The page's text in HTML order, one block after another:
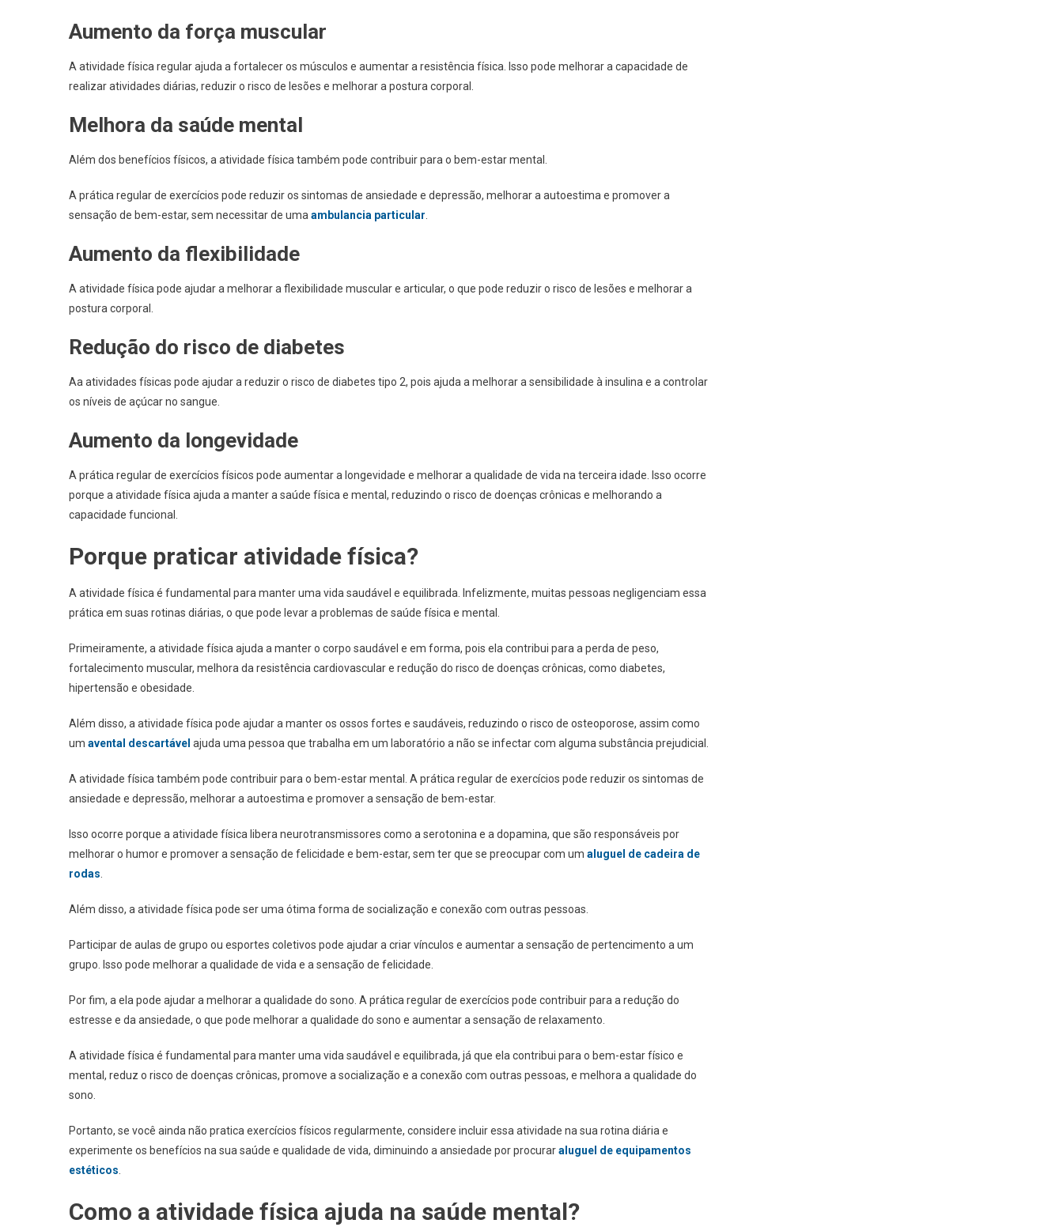
Aumento da força muscular
A atividade física regular ajuda a fortalecer os músculos e aumentar a resistência física. Isso pode melhorar a capacidade de
realizar atividades diárias, reduzir o risco de lesões e melhorar a postura corporal.
Melhora da saúde mental
Além dos benefícios físicos, a atividade física também pode contribuir para o bem-estar mental.
A prática regular de exercícios pode reduzir os sintomas de ansiedade e depressão, melhorar a autoestima e promover a
sensação de bem-estar, sem necessitar de uma ambulancia particular
Aumento da flexibilidade
A atividade física pode ajudar a melhorar a flexibilidade muscular e articular, o que pode reduzir o risco de lesões e melhorar a
postura corporal.
Redução do risco de diabetes
Aa atividades físicas pode ajudar a reduzir o risco de diabetes tipo 2, pois ajuda a melhorar a sensibilidade à insulina e a controlar
os níveis de açúcar no sangue.
Aumento da longevidade
A prática regular de exercícios físicos pode aumentar a longevidade e melhorar a qualidade de vida na terceira idade. Isso ocorre
porque a atividade física ajuda a manter a saúde física e mental, reduzindo o risco de doenças crônicas e melhorando a
capacidade funcional.
Porque praticar atividade física?
A atividade física é fundamental para manter uma vida saudável e equilibrada. Infelizmente, muitas pessoas negligenciam essa
prática em suas rotinas diárias, o que pode levar a problemas de saúde física e mental.
Primeiramente, a atividade física ajuda a manter o corpo saudável e em forma, pois ela contribui para a perda de peso,
fortalecimento muscular, melhora da resistência cardiovascular e redução do risco de doenças crônicas, como diabetes,
hipertensão e obesidade.
Além disso, a atividade física pode ajudar a manter os ossos fortes e saudáveis, reduzindo o risco de osteoporose, assim como
um avental descartável ajuda uma pessoa que trabalha em um laboratório a não se infectar com alguma substância prejudicial.
A atividade física também pode contribuir para o bem-estar mental. A prática regular de exercícios pode reduzir os sintomas de
ansiedade e depressão, melhorar a autoestima e promover a sensação de bem-estar.
Isso ocorre porque a atividade física libera neurotransmissores como a serotonina e a dopamina, que são responsáveis por
melhorar o humor e promover a sensação de felicidade e bem-estar, sem ter que se preocupar com um aluguel de cadeira de
rodas
Além disso, a atividade física pode ser uma ótima forma de socialização e conexão com outras pessoas.
Participar de aulas de grupo ou esportes coletivos pode ajudar a criar vínculos e aumentar a sensação de pertencimento a um
grupo. Isso pode melhorar a qualidade de vida e a sensação de felicidade.
Por fim, a ela pode ajudar a melhorar a qualidade do sono. A prática regular de exercícios pode contribuir para a redução do
estresse e da ansiedade, o que pode melhorar a qualidade do sono e aumentar a sensação de relaxamento.
A atividade física é fundamental para manter uma vida saudável e equilibrada, já que ela contribui para o bem-estar físico e
mental, reduz o risco de doenças crônicas, promove a socialização e a conexão com outras pessoas, e melhora a qualidade do
sono.
Portanto, se você ainda não pratica exercícios físicos regularmente, considere incluir essa atividade na sua rotina diária e
experimente os benefícios na sua saúde e qualidade de vida, diminuindo a ansiedade por procuraraluguel de equipamentos
estéticos
Como a atividade física ajuda na saúde mental?